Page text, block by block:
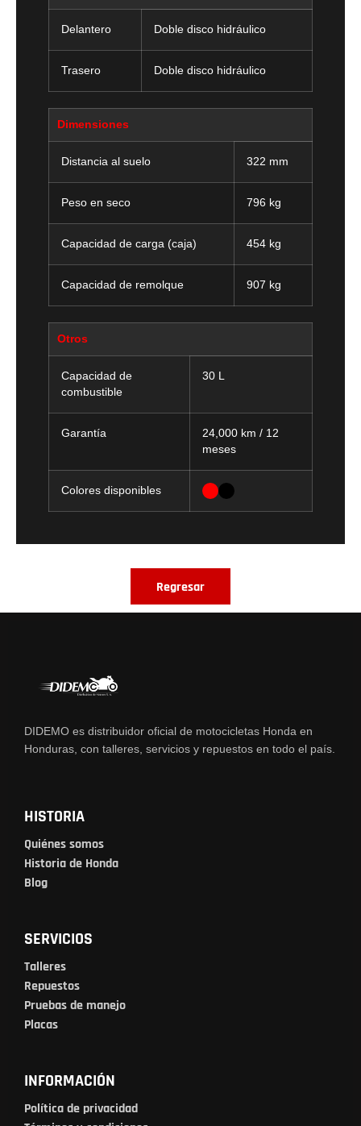
Delantero Doble disco hidráulico
Trasero Doble disco hidráulico
Dimensiones
Distancia al suelo 322 mm
Peso en seco 796 kg
Capacidad de carga (caja) 454 kg
Capacidad de remolque 907 kg
Otros
Capacidad de
combustible
30 L
Garantía
24,000 km / 12
meses
Colores disponibles
Regresar
DIDEMO es distribuidor oficial de motocicletas Honda en
Honduras, con talleres, servicios y repuestos en todo el país.
HISTORIA
Quiénes somos
Historia de Honda
Blog
SERVICIOS
Talleres
Repuestos
Pruebas de manejo
Placas
INFORMACIÓN
Política de privacidad